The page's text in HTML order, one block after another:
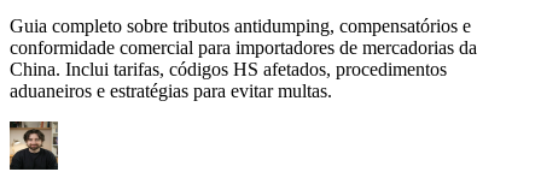
Guia completo sobre tributos antidumping, compensatórios e
conformidade comercial para importadores de mercadorias da
China. Inclui tarifas, códigos HS afetados, procedimentos
aduaneiros e estratégias para evitar multas.